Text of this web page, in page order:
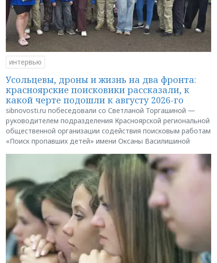
интервью
Усольцевы, дроны и жизнь на два фронта:
красноярские поисковики рассказали, к
какой черте подошли к августу 2026-го
sibnovosti.ru побеседовали со Светланой Торгашиной —
руководителем подразделения Красноярской региональной
общественной организации содействия поисковым работам
«Поиск пропавших детей» имени Оксаны Василишиной